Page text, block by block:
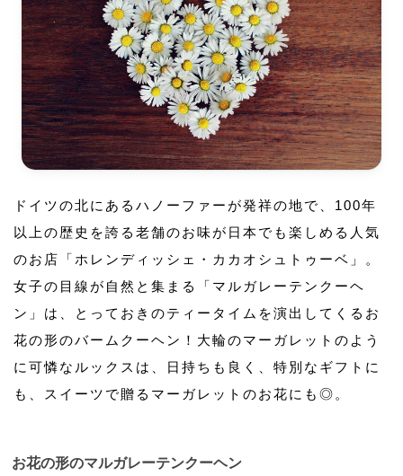
ドイツの北にあるハノーファーが発祥の地で、100年
以上の歴史を誇る老舗のお味が日本でも楽しめる人気
のお店「ホレンディッシェ・カカオシュトゥーベ」。
女子の目線が自然と集まる「マルガレーテンクーヘ
ン」は、とっておきのティータイムを演出してくるお
花の形のバームクーヘン！大輪のマーガレットのよう
に可憐なルックスは、日持ちも良く、特別なギフトに
も、スイーツで贈るマーガレットのお花にも◎。
お花の形のマルガレーテンクーヘン